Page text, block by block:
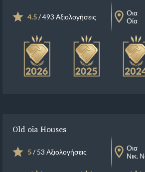
4.5/ 493 Αξιολογήσεις
Οια
Οία
Old oia Houses
5/ 53 Αξιολογήσεις
Οια
Νικ.